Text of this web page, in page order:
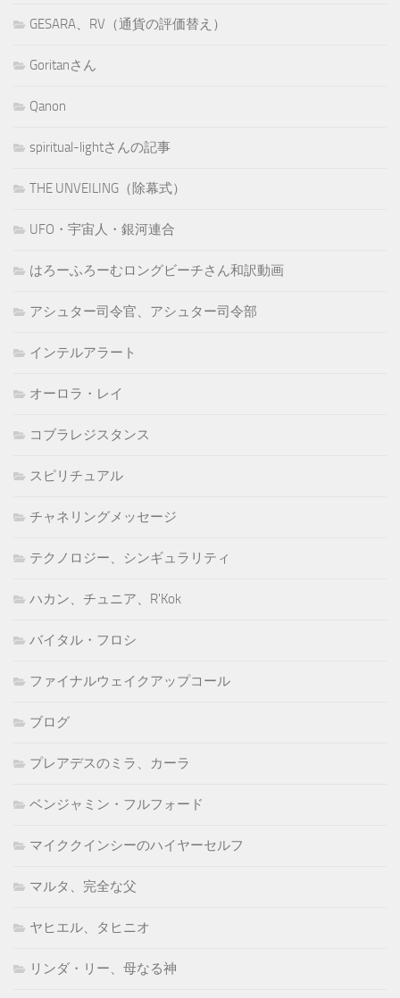
GESARA、RV（通貨の評価替え）
Goritanさん
Qanon
spiritual-lightさんの記事
THE UNVEILING（除幕式）
UFO・宇宙人・銀河連合
はろーふろーむロングビーチさん和訳動画
アシュター司令官、アシュター司令部
インテルアラート
オーロラ・レイ
コブラレジスタンス
スピリチュアル
チャネリングメッセージ
テクノロジー、シンギュラリティ
ハカン、チュニア、R'Kok
バイタル・フロシ
ファイナルウェイクアップコール
ブログ
プレアデスのミラ、カーラ
ベンジャミン・フルフォード
マイククインシーのハイヤーセルフ
マルタ、完全な父
ヤヒエル、タヒニオ
リンダ・リー、母なる神